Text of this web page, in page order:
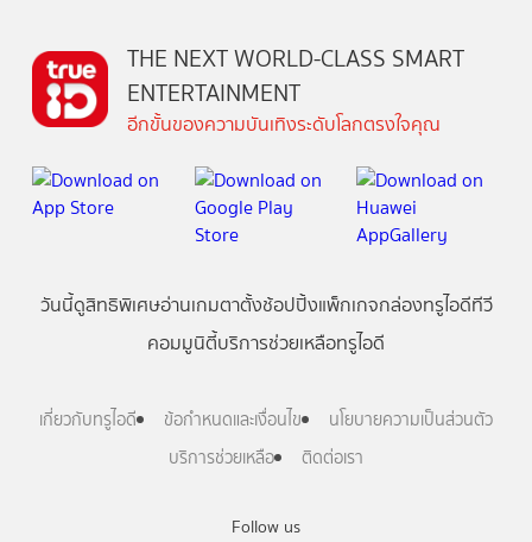
Follow us
THE NEXT WORLD-CLASS SMART
ENTERTAINMENT
อีกขั้นของความบันเทิงระดับโลกตรงใจคุณ
วันนี้ดูสิทธิพิเศษอ่านเกมตาตั้งช้อปปิ้งแพ็กเกจกล่องทรูไอดีทีวี
คอมมูนิตี้บริการช่วยเหลือทรูไอดี
เกี่ยวกับทรูไอดี ข้อกำหนดและเงื่อนไข
นโยบายความเป็นส่วนตัว
บริการช่วยเหลือ
ติดต่อเรา